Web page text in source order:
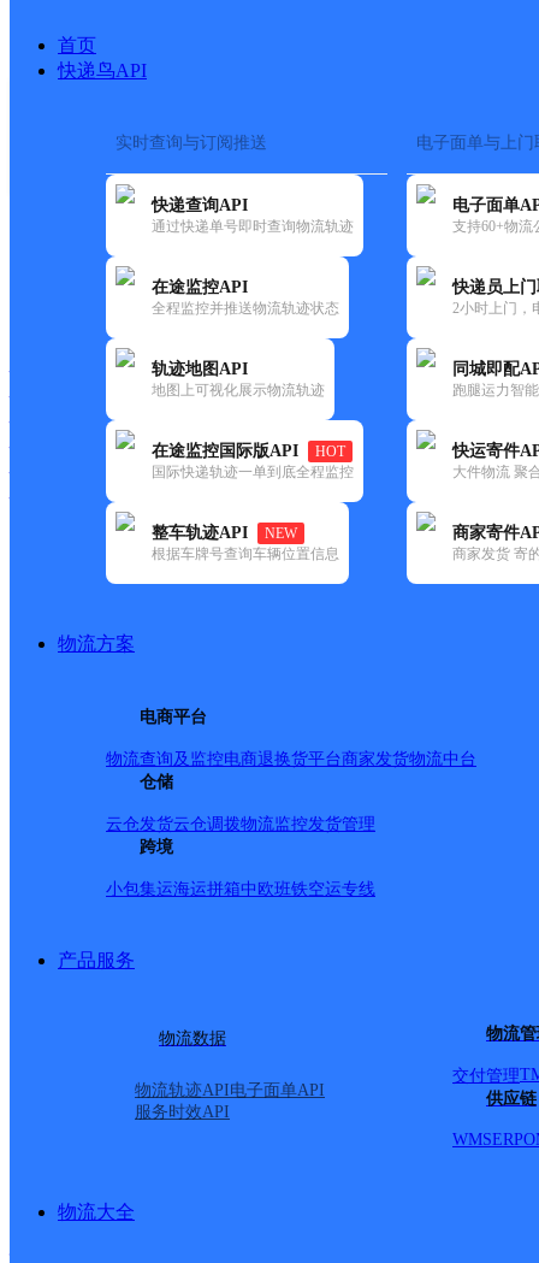
首页
快递鸟API
实时查询与订阅推送
快递查询API
通过快递单号即时查询物流轨迹
在途监控API
全程监控并推送物流轨迹状态
轨迹地图API
地图上可视化展示物流轨迹
在途监控国际版API
HOT
国际快递轨迹一单到底全程监控
整车轨迹API
NEW
根据车牌号查询车辆位置信息
电子面单与上门
电子面单
支持60+物流
快递员上
2小时上门，
同城即配
跑腿运力智
快运寄件
大件物流 聚
商家寄件
商家发货 寄
物流方案
电商平台
物流查询及监控电商退换货平台商家发货物流中台
仓储
云仓发货云仓调拨物流监控发货管理
跨境
小包集运海运拼箱中欧班铁空运专线
产品服务
物流数据
物流轨迹API电子面单API
服务时效API
物流
交付管理
供应链
WMSERP
物流大全
快递大全> 快递网
快运大全 快递时效
网点筛选
圆通速递(153) 韵达速递(812) 中通快递(237)
昌平区(187)
房山区,北京市,快递网点
韩村河邮政所
邮政国内 更多号码
地址